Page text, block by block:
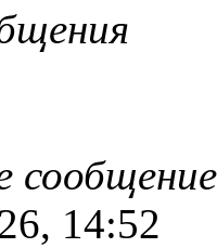
сообщение
14:52